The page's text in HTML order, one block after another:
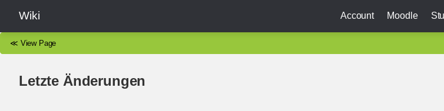
Wiki Account Moodle
≪ View Page
Letzte Änderungen